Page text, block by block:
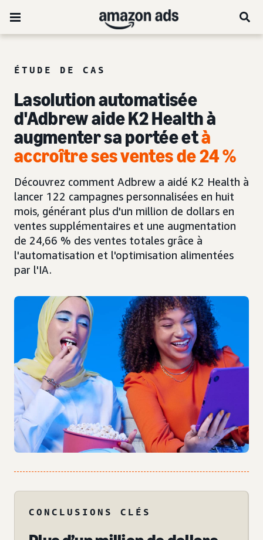
ÉTUDE DE CAS
Lasolution automatisée
d'Adbrew aide K2 Healthà
augmenter sa portée età
accroître ses ventes de 24 %
Découvrez comment Adbrew a aidé K2 Health à
lancer 122 campagnes personnalisées en huit
mois, générant plus d'un million de dollars en
ventes supplémentaires et une augmentation
de 24,66 % des ventes totales grâce à
l'automatisation et l'optimisation alimentées
par l'IA.
CONCLUSIONS CLÉS